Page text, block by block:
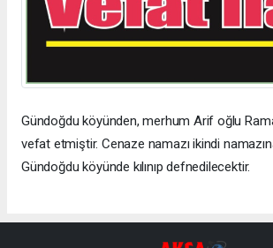
Gündoğdu köyünden, merhum Arif oğlu
vefat etmiştir. Cenaze namazı ikindi
Gündoğdu köyünde kılınıp defnedilecektir.